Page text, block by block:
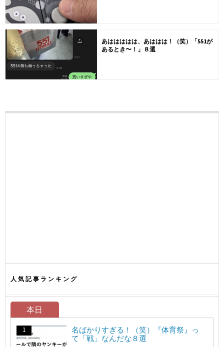
あははははは、あははは！（笑）「551が
あるとき〜！」８選
人気記事ランキング
本日
名ばかりすぎる！（笑）『体育祭』っ
て「戦」なんだな８選